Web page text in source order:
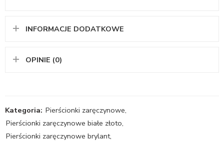
INFORMACJE DODATKOWE
OPINIE (0)
Kategoria: Pierścionki zaręczynowe,
Pierścionki zaręczynowe białe złoto,
Pierścionki zaręczynowe brylant,